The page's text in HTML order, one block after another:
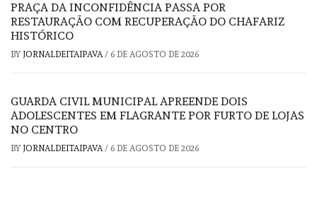
PRAÇA DA INCONFIDÊNCIA PASSA POR
RESTAURAÇÃO COM RECUPERAÇÃO DO CHAFARIZ
HISTÓRICO
BY JORNALDEITAIPAVA/ 6 DE AGOSTO DE 2026
GUARDA CIVIL MUNICIPAL APREENDE DOIS
ADOLESCENTES EM FLAGRANTE POR FURTO DE LOJAS
NO CENTRO
BY JORNALDEITAIPAVA/ 6 DE AGOSTO DE 2026